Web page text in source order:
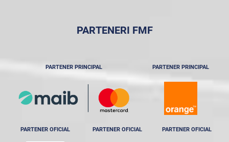
PARTENERI FMF
PARTENER PRINCIPAL PARTENER PRINCIPAL
PARTENER OFICIAL PARTENER OFICIAL PARTENER OFICIAL